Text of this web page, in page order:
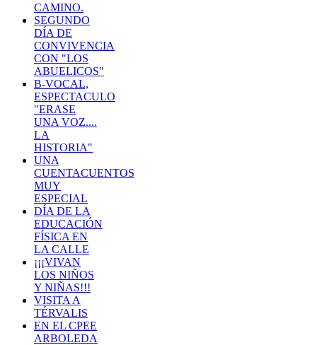
CAMINO.
SEGUNDO
DÍA DE
CONVIVENCIA
CON "LOS
ABUELICOS"
B-VOCAL,
ESPECTACULO
"ERASE
UNA VOZ....
LA
HISTORIA"
UNA
CUENTACUENTOS
MUY
ESPECIAL
DÍA DE LA
EDUCACIÓN
FÍSICA EN
LA CALLE
¡¡¡VIVAN
LOS NIÑOS
Y NIÑAS!!!
VISITA A
TÉRVALIS
EN EL CPEE
ARBOLEDA